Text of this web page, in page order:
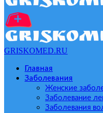
GRISKOMED.RU
Главная
Заболевания
Женские
Заболевание
Заболевания